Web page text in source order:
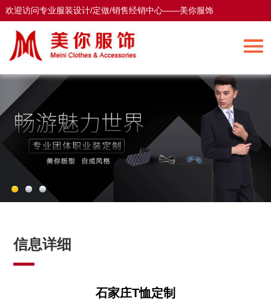
欢迎访问专业服装设计/定做/销售经销中心——美你服饰
欢迎访问专业服装设计/定做/销售经销中心——美你服饰
信息详细
石家庄T恤定制